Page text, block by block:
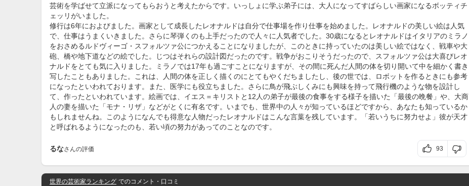
芸術を学ばせて立派になってもらおうと考えたからです。いっしょに学ぶ弟子には、大人になってすばらしい画家になるボッティチ
ェッリがいました。
修行は6年におよびました。画家として成長したレオナルドは自分で仕事場を作り仕事を始めました。レオナルドの美しい絵は人気
で、仕事はうまくいきました。さらに琴弾くのも上手だったので人々に人気者でした。30歳になるとレオナルドはイタリアのミラノ
をおさめるルドヴィーゴ・スフォルツァ公につかえることになりましたが、このときに持っていたのは美しい絵ではなく、戦車や大
砲、橋や地下道などの絵でした。じつはそれらの設計図だったのです。戦争がおこりそうだったので、スフォルツァ公は大喜びレオ
ナルドをとても気に入りました。ミラノでは17年も過ごすことになりますが、その間に死んだ人間の体を切り開いて中を細かく書き
写したこともありました。これは、人間の体を正しく描くのにとてもやくだちましたし、後の世では、ロボットを作るときにも参考
になったといわれております。また、医学にも役立ちました。さらに鳥が飛ぶしくみにも興味を持って飛行機のような物を設計し
て、作ったといわれています。絵画では、イエス＝キリストと12人の弟子が最後の食事をする様子を描いた「最後の晩餐」や、大商
人の妻を描いた「モナ・リザ」などがとくに有名です。いまでも、世界中の人々が知っているほどですから、あなたも知っているか
もしれませんね。このようになんでも得意な人物だったレオナルドはこんな言葉を残しています。「若いうちに努力せよ」彼が天才
と呼ばれるようになったのも、若い頃の努力があってのことなのです。
るなさんの評価 93
世界の芸術家ランキング でのコメント・口コミ